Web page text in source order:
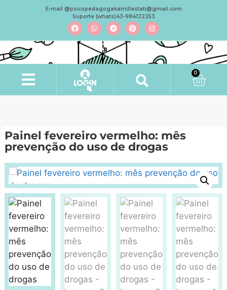
E-mail @psicopedagogakamillastati@gmail.com
Suporte (whats)43-984122253
0
Painel fevereiro vermelho: mês
prevenção do uso de drogas